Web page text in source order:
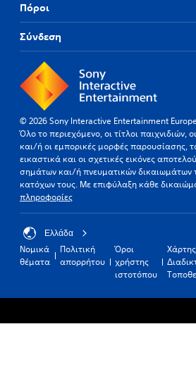
Πόροι
Σύνδεση
© 2026 Sony Interactive Entertainment
Όλο το περιεχόμενο, οι τίτλοι παιχνιδιών,
και/ή οι εμπορικές μορφές παρουσίασης,
εικαστικά και οι σχετικές εικόνες
σημάτων και/ή πνευματικών δικαιωμάτων
κατόχων τους. Με επιφύλαξη κάθε
πληροφορίες
Ελλάδα
Νομικά
θέματα
Πολιτική
απορρήτου
Όροι
χρήστης
ιστοτόπου
Χάρτης